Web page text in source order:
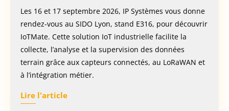
Les 16 et 17 septembre 2026, IP Systèmes vous donne
rendez-vous au SIDO Lyon, stand E316, pour découvrir
IoTMate. Cette solution IoT industrielle facilite la
collecte, l’analyse et la supervision des données
terrain grâce aux capteurs connectés, au LoRaWAN et
à l’intégration métier.
Lire l'article